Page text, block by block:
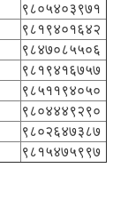
९८०५४०३९७१
९८१९४०१६४२
९८४७०८५५०६
९८१९४१६७५७
९८५११९४०५०
९८०४४४९२९०
९८०२६४७३८७
९८१५४७५९९७